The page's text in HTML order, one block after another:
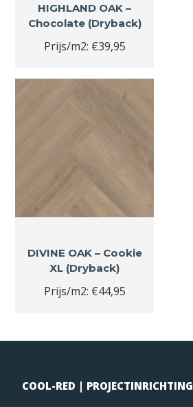
HIGHLAND OAK –
Chocolate (Dryback)
Prijs/m2: €39,95
DIVINE OAK – Cookie
XL (Dryback)
Prijs/m2: €44,95
COOL-RED | PROJECTINRICHTING